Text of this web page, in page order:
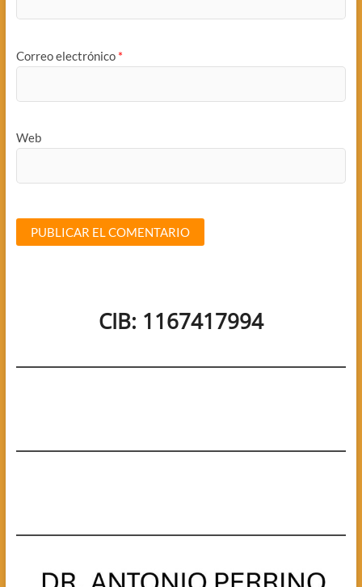
Correo electrónico *
Web
CIB: 1167417994